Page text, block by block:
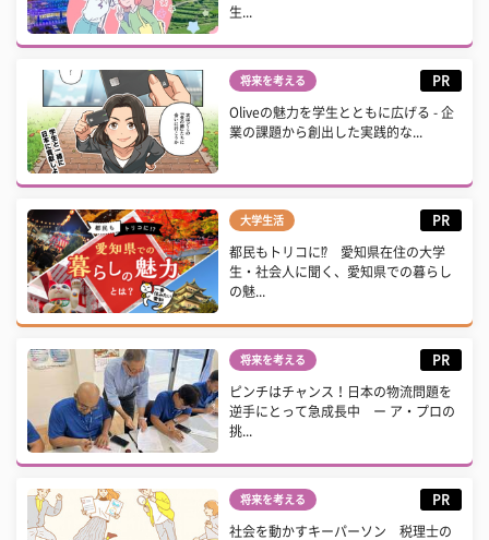
生...
将来を考える PR
Oliveの魅力を学生とともに広げる - 企
業の課題から創出した実践的な...
大学生活 PR
都民もトリコに⁉ 愛知県在住の大学
生・社会人に聞く、愛知県での暮らし
の魅...
将来を考える PR
ピンチはチャンス！日本の物流問題を
逆手にとって急成長中 ー ア・プロの
挑...
将来を考える PR
社会を動かすキーパーソン 税理士の